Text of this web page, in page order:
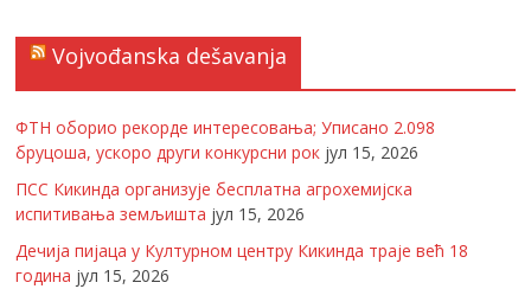
Vojvođanska dešavanja
ФТН оборио рекорде интересовања; Уписано 2.098
бруцоша, ускоро други конкурсни рок јул 15, 2026
ПСС Кикинда организује бесплатна агрохемијска
испитивања земљишта јул 15, 2026
Дечија пијаца у Културном центру Кикинда траје већ 18
година јул 15, 2026